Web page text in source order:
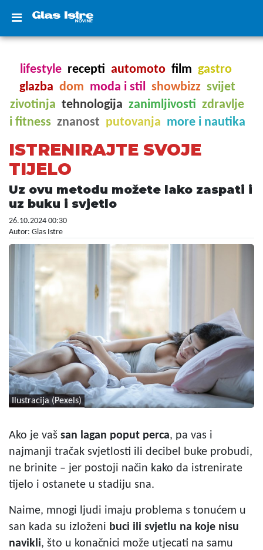
lifestyle recepti automoto film gastro
glazba dom moda i stil showbizz svijet
zivotinja tehnologija zanimljivosti zdravlje
i fitness znanost putovanja more i nautika
ISTRENIRAJTE SVOJE
TIJELO
Uz ovu metodu možete lako zaspati i
uz buku i svjetlo
26.10.2024 00:30
Autor: Glas Istre
Ilustracija (Pexels)
Ako je vaš san lagan poput perca, pa vas i
najmanji tračak svjetlosti ili decibel buke probudi,
ne brinite – jer postoji način kako da istrenirate
tijelo i ostanete u stadiju sna.
Naime, mnogi ljudi imaju problema s tonućem u
san kada su izloženi buci ili svjetlu na koje nisu
navikli, što u konačnici može utjecati na samu